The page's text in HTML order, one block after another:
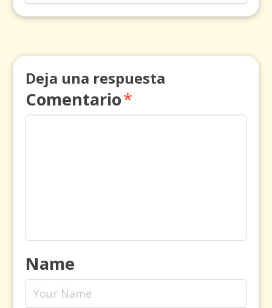
Deja una respuesta
Comentario*
Name